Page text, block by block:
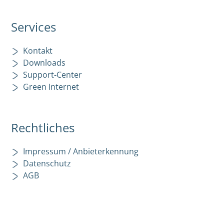
Services
Kontakt
Downloads
Support-Center
Green Internet
Rechtliches
Impressum / Anbieterkennung
Datenschutz
AGB